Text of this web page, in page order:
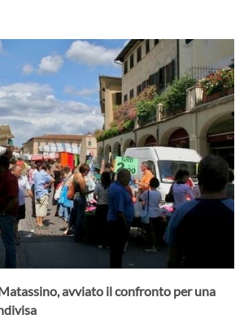
avviato il confronto per una